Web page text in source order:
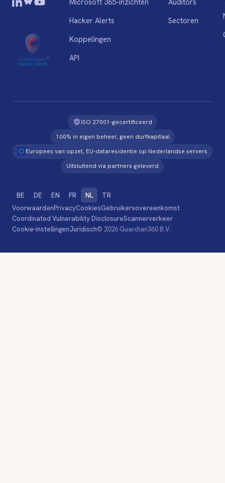
Hacker Alerts
Koppelingen
API
Sectoren
ISO 27001-gecertificeerd
100% in eigen beheer, geen durfkapitaal
Europees van opzet, EU-dataresidentie op Nederlandse servers
Uitsluitend via partners geleverd
BE DE EN FR NL TR
VoorwaardenPrivacyCookiesGebruikersovereenkomst
Coordinated Vulnerability DisclosureScannerverkeer
Cookie-instellingenJuridisch© 2026 Guardian360 B.V.